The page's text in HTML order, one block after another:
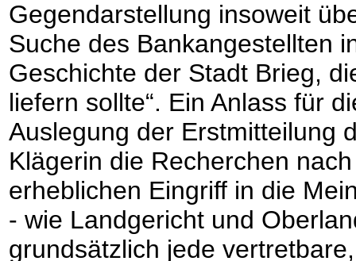
Gegendarstellung insoweit
Suche des Bankangestellten
Geschichte der Stadt Brieg,
liefern sollte“. Ein Anlass für
Auslegung der Erstmitteilung
Klägerin die Recherchen
erheblichen Eingriff in die
- wie Landgericht und
grundsätzlich jede